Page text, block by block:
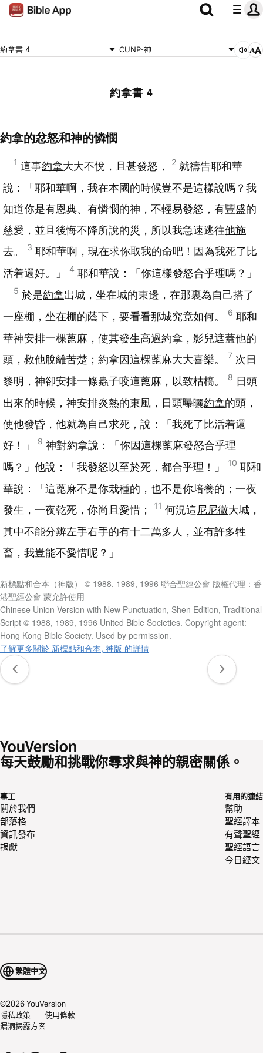
約拿書 4 CUNP-神
約拿書 4
約拿的忿怒和神的憐憫
1 這事約拿大大不悅，且甚發怒， 2 就禱告耶和華
說：「耶和華啊，我在本國的時候豈不是這樣說嗎？我
知道你是有恩典、有憐憫的神，不輕易發怒，有豐盛的
慈愛，並且後悔不降所說的災，所以我急速逃往他施
去。
3 耶和華啊，現在求你取我的命吧！因為我死了比
活着還好。」
4 耶和華說：「你這樣發怒合乎理嗎？」
5 於是約拿出城，坐在城的東邊，在那裏為自己搭了
一座棚，坐在棚的蔭下，要看看那城究竟如何。
6 耶和
華神安排一棵蓖麻，使其發生高過約拿 ，影兒遮蓋他的
頭，救他脫離苦楚； 約拿因這棵蓖麻大大喜樂。 7 次日
黎明，神卻安排一條蟲子咬這蓖麻，以致枯槁。
8 日頭
出來的時候，神安排炎熱的東風，日頭曝曬約拿的頭，
使他發昏，他就為自己求死，說：「我死了比活着還
好！」
9 神對約拿說：「你因這棵蓖麻發怒合乎理
嗎？」他說：「我發怒以至於死，都合乎理！」
10 耶和
華說：「這蓖麻不是你栽種的，也不是你培養的；一夜
發生，一夜乾死，你尚且愛惜；
11 何況這尼尼微大城，
其中不能分辨左手右手的有十二萬多人，並有許多牲
畜，我豈能不愛惜呢？」
新標點和合本（神版） © 1988, 1989, 1996 聯合聖經公會 版權代理：香
港聖經公會 蒙允許使用
Chinese Union Version with New Punctuation, Shen Edition, Traditional
Script © 1988, 1989, 1996 United Bible Societies. Copyright agent:
Hong Kong Bible Society. Used by permission.
了解更多關於 新標點和合本, 神版 的詳情
每天鼓勵和挑戰你尋求與神的親密關係。
事工
關於我們
部落格
資訊發布
捐獻
有用的連結
幫助
聖經譯本
有聲聖經
聖經語言
今日經文
繁體中文
©2026YouVersion
隱私政策
使用條款
漏洞揭露方案